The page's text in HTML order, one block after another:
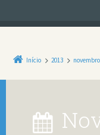
Início 2013 novembro